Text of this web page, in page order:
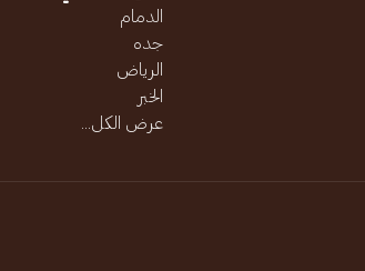
الدمام
جده
الرياض
الخبر
عرض الكل...